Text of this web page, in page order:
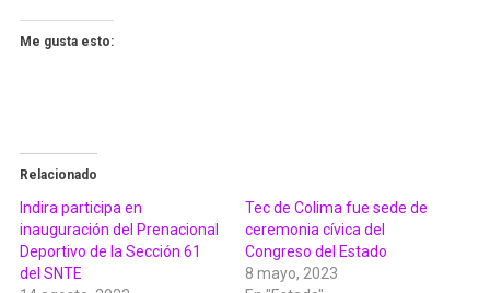
Me gusta esto:
Relacionado
Indira participa en
inauguración del Prenacional
Deportivo de la Sección 61
del SNTE
Tec de Colima fue sede de
ceremonia cívica del
Congreso del Estado
8 mayo, 2023